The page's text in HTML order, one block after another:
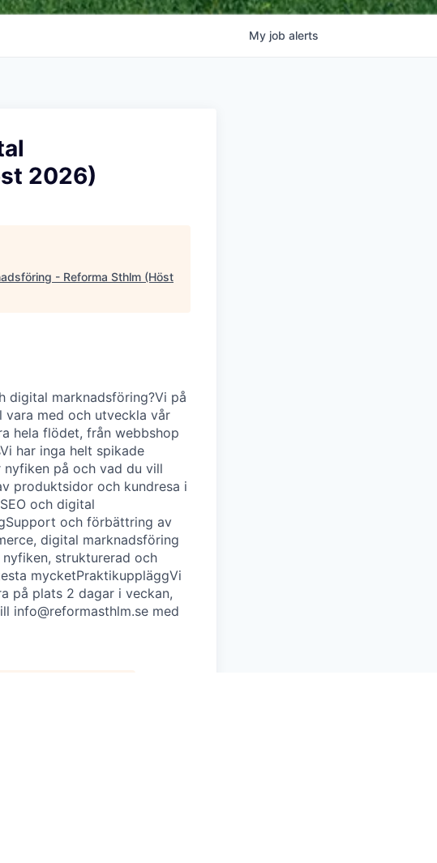
My job alerts
2026)
- Reforma Sthlm (Höst
digital marknadsföring?Vi på
vara med och utveckla vår
hela flödet, från webbshop
har inga helt spikade
på och vad du vill
produktsidor och kundresa i
och digital
och förbättring av
digital marknadsföring
strukturerad och
mycketPraktikuppläggVi
på plats 2 dagar i veckan,
info@reformasthlm.se med